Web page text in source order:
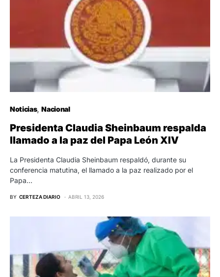
Noticias Nacional
Presidenta Claudia Sheinbaum respalda
llamado a la paz del Papa León XIV
La Presidenta Claudia Sheinbaum respaldó, durante su
conferencia matutina, el llamado a la paz realizado por el
Papa…
BY CERTEZA DIARIO ABRIL 13, 2026